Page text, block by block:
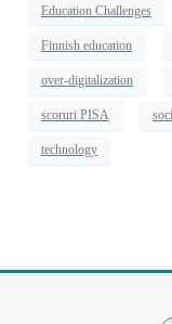
Education Challenges
Finnish education
over-digitalization
scoruri PISA
technology